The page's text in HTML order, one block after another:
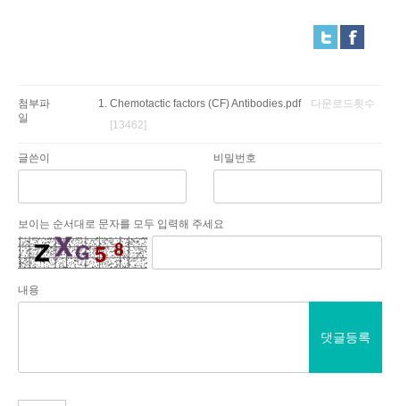
첨부파
일
Chemotactic factors (CF) Antibodies.pdf
다운로드횟수
[13462]
글쓴이 비밀번호
보이는 순서대로 문자를 모두 입력해 주세요
내용
댓글등록